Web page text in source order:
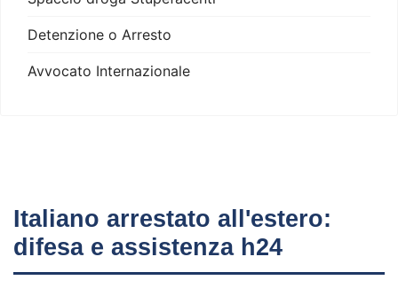
Detenzione o Arresto
Avvocato Internazionale
Italiano arrestato all'estero:
difesa e assistenza h24